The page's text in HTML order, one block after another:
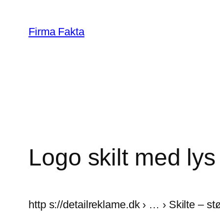
content
Firma Fakta
Logo skilt med lys
http s://detailreklame.dk › … › Skilte –